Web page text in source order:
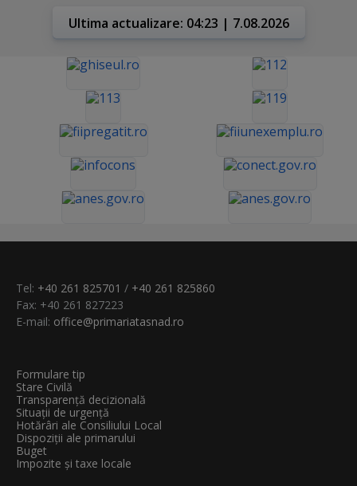
Ultima actualizare: 04:23 | 7.08.2026
Tel: +40 261 825701 / +40 261 825860
Fax: +40 261 827223
E-mail: office@primariatasnad.ro
Formulare tip
Stare Civilă
Transparenţă decizională
Situații de urgență
Hotărâri ale Consiliului Local
Dispoziții ale primarului
Buget
Impozite și taxe locale